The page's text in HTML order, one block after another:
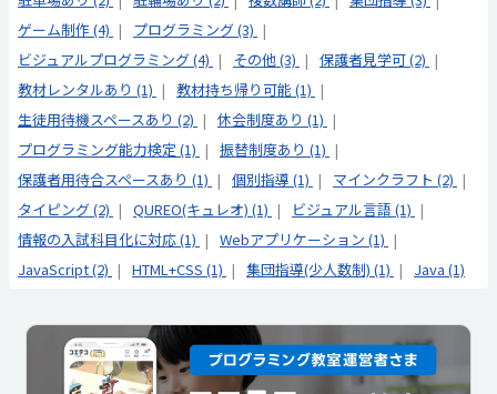
ゲーム制作 (4)
プログラミング (3)
ビジュアルプログラミング (4)
その他 (3)
保護者見学可 (2)
教材レンタルあり (1)
教材持ち帰り可能 (1)
生徒用待機スペースあり (2)
休会制度あり (1)
プログラミング能力検定 (1)
振替制度あり (1)
保護者用待合スペースあり (1)
個別指導 (1)
マインクラフト (2)
タイピング (2)
QUREO(キュレオ) (1)
ビジュアル言語 (1)
情報の入試科目化に対応 (1)
Webアプリケーション (1)
JavaScript (2)
HTML+CSS (1) 集団指導(少人数制) (1) Java (1)